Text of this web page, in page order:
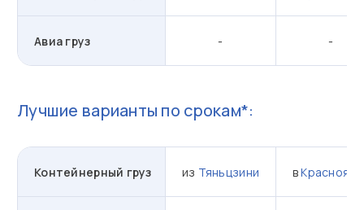
Авиа груз - -
Лучшие варианты по срокам*:
Контейнерный груз из Тяньцзини в